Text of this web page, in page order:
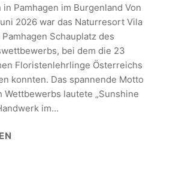
Pamhagen im Burgenland Von
2026 war das Naturresort Vila
Schauplatz des
bei dem die 23
Floristenlehrlinge Österreichs
konnten. Das spannende Motto
Wettbewerbs lautete „Sunshine
im…